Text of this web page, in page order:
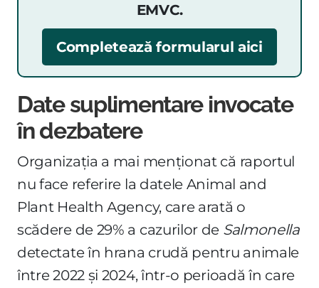
EMVC.
Completează formularul aici
Date suplimentare invocate
în dezbatere
Organizația a mai menționat că raportul
nu face referire la datele Animal and
Plant Health Agency, care arată o
scădere de 29% a cazurilor de Salmonella
detectate în hrana crudă pentru animale
între 2022 și 2024, într-o perioadă în care